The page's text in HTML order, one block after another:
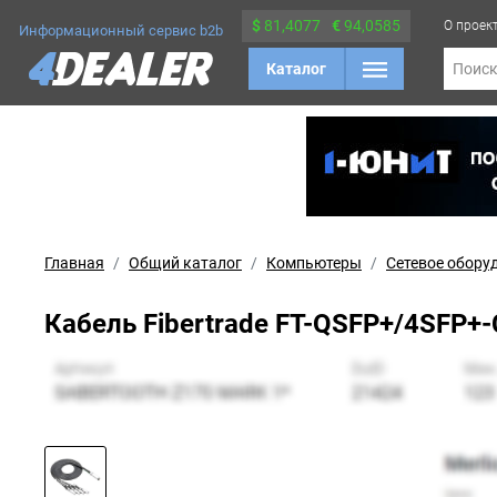
Информационный сервис b2b $ 81,4077 €94,0585
Каталог
О
Поиск
Главная Общий каталог Компьютеры Сетевое
Кабель Fibertrade FT-QSFP+/